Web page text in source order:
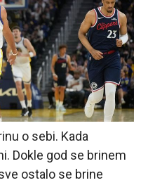
o sebi. Kada
Dokle god se brinem
ostalo se brine